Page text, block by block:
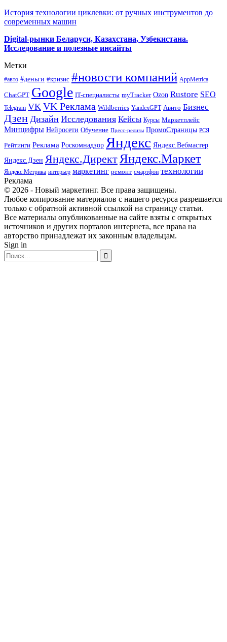
История технологии циклевки: от ручных инструментов до
современных машин
Digital-рынки Беларуси, Казахстана, Узбекистана.
Исследование и полезные инсайты
Метки
#авто #деньги #кризис #новости компаний AppMetrica
ChatGPT Google IT-специалисты myTracker Ozon Rustore SEO
Telegram VK VK Реклама Wildberries YandexGPT Авито Бизнес
Дзен Дизайн Исследования Кейсы Курсы Маркетплейс
Минцифры Нейросети Обучение Пресс-релизы ПромоСтраницы РСЯ
Рейтинги Реклама Роскомнадзор Яндекс Яндекс.Вебмастер
Яндекс.Дзен Яндекс.ДиректЯндекс.Маркет
Яндекс.Метрика интерьер маркетинг ремонт смартфон технологии
Реклама
© 2026 - Новый маркетинг. Все права защищены.
Любое копирование материалов с нашего ресурса разрешается
только с обратной активной ссылкой на страницу статьи.
Все материалы опубликованные на сайте взяты с открытых
источников и других порталов интернета, все права на
авторство принадлежат их законным владельцам.
Sign in